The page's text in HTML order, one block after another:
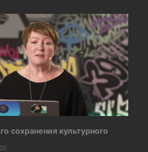
сохранения культурного